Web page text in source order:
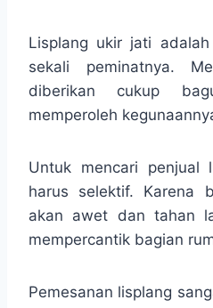
Lisplang ukir jati
sekali peminatnya.
diberikan cukup
memperoleh
Untuk mencari penjual
harus selektif. Karena
akan awet dan tahan
mempercantik bagian
Pemesanan lisplang